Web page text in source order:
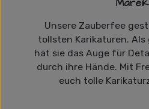
Unsere Zauberfee
tollsten Karikaturen. Als
hat sie das Auge für
durch ihre Hände. Mit
euch tolle